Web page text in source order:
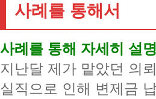
사례를 통해서
사례를 통해 자세히 설
지난달 제가 맡았던 의
실직으로 인해 변제금